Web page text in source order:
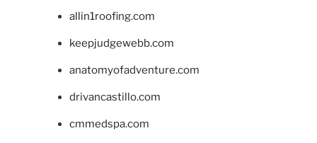
allin1roofing.com
keepjudgewebb.com
anatomyofadventure.com
drivancastillo.com
cmmedspa.com